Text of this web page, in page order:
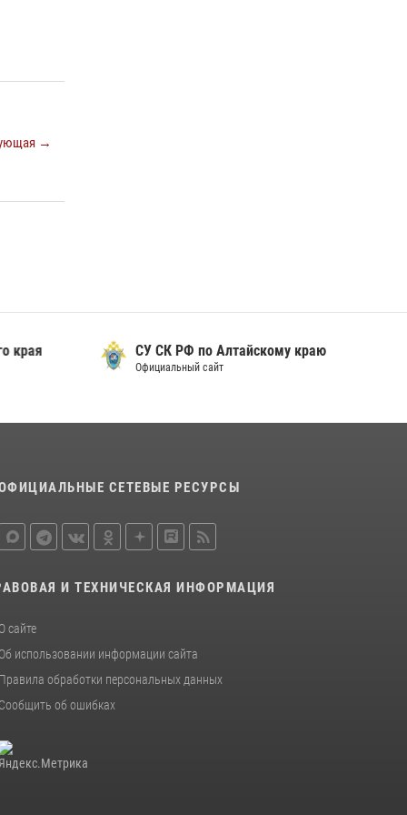
→
СУ СК РФ по Алтайскому краю
Официальный сайт
СЕТЕВЫЕ РЕСУРСЫ
И ТЕХНИЧЕСКАЯ ИНФОРМАЦИЯ
О сайте
Об использовании информации сайта
Правила обработки персональных данных
Сообщить об ошибках